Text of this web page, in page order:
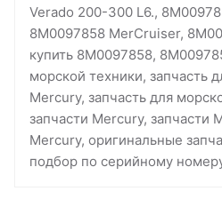
Verado 200-300 L6.,
8M0097858 MerCruiser,
купить 8M0097858,
морской техники, запчасть
Mercury, запчасть для
запчасти Mercury, запчасти
Mercury, оригинальные
подбор по серийному